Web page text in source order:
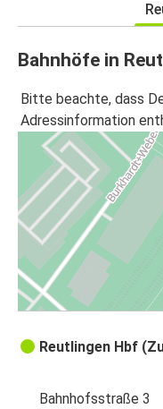
Bahnhöfe in
Bitte beachte, dass
Adressinformation
Reutlingen Hbf
Bahnhofsstraße 3